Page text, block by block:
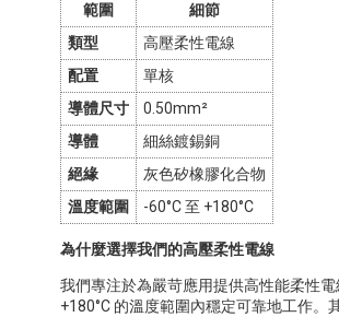
範圍
細節
類型
高壓柔性電線
配置
單核
導體尺寸
0.50mm²
導體
細絲鍍錫銅
絕緣
灰色矽橡膠化合物
溫度範圍
-60°C 至 +180°C
為什麼選擇我們的高壓柔性電線
我們專注於為嚴苛應用提供高性能柔性
+180°C 的溫度範圍內穩定可靠地工作